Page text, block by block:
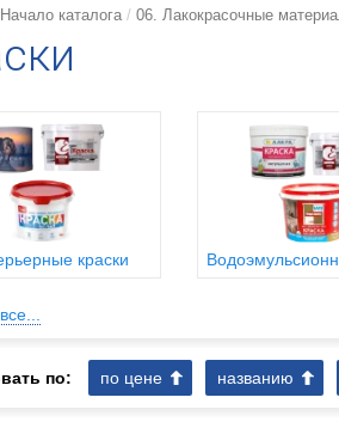
Начало каталога 06. Лакокрасочные
краски
по: по цене названию